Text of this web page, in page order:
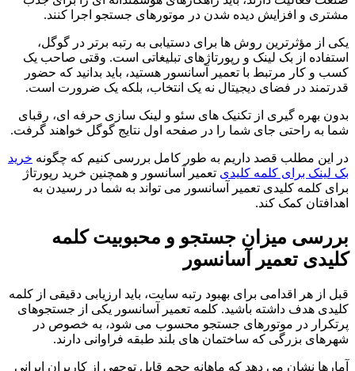
مشتری و افزایش دیده شدن در موتورهای جستجو اجرا کنند.
یکی از مؤثرترین روش ها برای دستیابی به رتبه برتر در گوگل،
استفاده از بک لینک و رپورتاژهای تبلیغاتی است. وقتی صاحب یک
کسب و کار مرتبط با تعمیر آسانسور هستید، باید بدانید که حضور
قدرتمند در فضای دیجیتال نه یک انتخاب، بلکه یک ضرورت است.
بدون بهره گیری از تکنیک های سئو و لینک سازی حرفه ای، رقبای
شما به راحتی جای شما را در صفحه اول نتایج گوگل خواهند گرفت.
در این مطلب قصد داریم به طور کامل بررسی کنیم که چگونه خرید
بک لینک برای کلمه کلیدی تعمیر آسانسور و همچنین خرید رپورتاژ
برای کلمه کلیدی تعمیر آسانسور می تواند به شما در رسیدن به
اهدافتان کمک کند.
بررسی میزان جستجو و محبوبیت کلمه
کلیدی تعمیر آسانسور
قبل از هر اقدامی برای بهبود رتبه سایت، باید ارزیابی دقیقی از کلمه
کلیدی هدف داشته باشید. کلمه تعمیر آسانسور یکی از جستجوهای
پرتکرار در موتورهای جستجو محسوب می شود، به خصوص در
شهرهای بزرگی که ساختمان های بلند طبقه فراوانی دارند.
آمارها نشان می دهد که ماهانه حجم قابل توجهی از کاربران ایرانی